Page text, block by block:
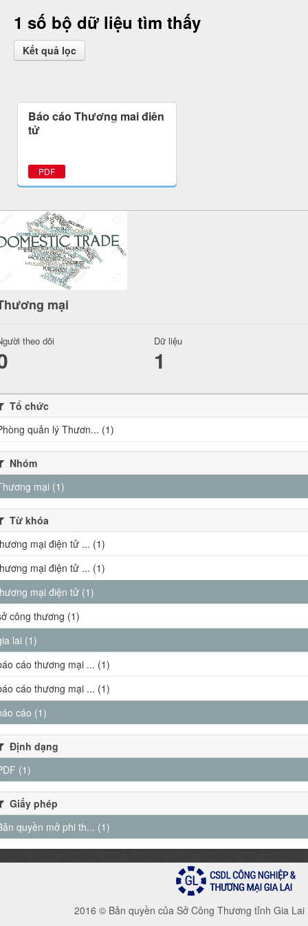
1 số bộ dữ liệu tìm thấy
Kết quả lọc
Báo cáo Thương mại điện
tử
PDF
mại
theo dõi Dữ liệu
1
Tổ chức
quản lý Thươn... (1)
Nhóm
mại (1)
Từ khóa
mại điện tử ... (1)
mại điện tử ... (1)
mại điện tử (1)
công thương (1)
lai (1)
cáo thương mại ... (1)
cáo thương mại ... (1)
cáo (1)
Định dạng
(1)
Giấy phép
quyền mở phi th... (1)
2016 © Bản quyền của Sở Công Thương tỉnh Gia Lai